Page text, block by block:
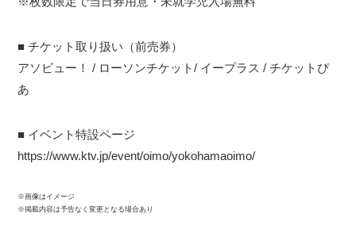
■ チケット取り扱い（前売券）
アソビュー！ / ローソンチケット/ イープラス / チケットぴ
あ
■ イベント特設ページ
https://www.ktv.jp/event/oimo/yokohamaoimo/
※画像はイメージ
※掲載内容は予告なく変更となる場合あり